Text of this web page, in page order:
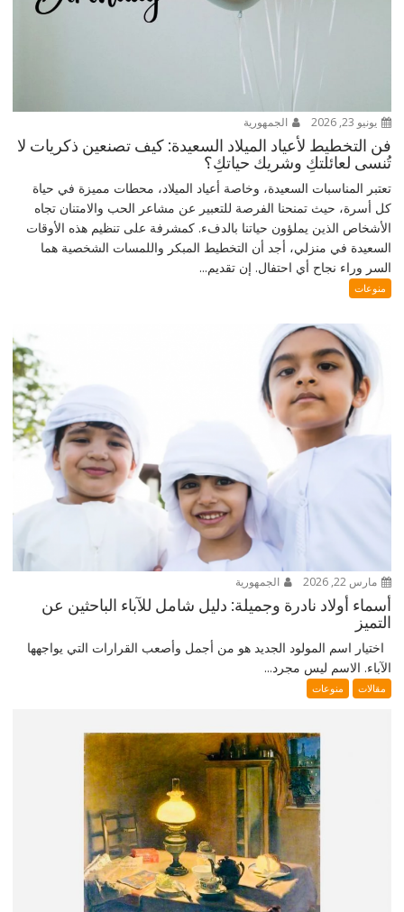
يونيو 23, 2026 الجمهورية
فن التخطيط لأعياد الميلاد السعيدة: كيف تصنعين ذكريات لا
تُنسى لعائلتكِ وشريك حياتكِ؟
تعتبر المناسبات السعيدة، وخاصة أعياد الميلاد، محطات مميزة في حياة
كل أسرة، حيث تمنحنا الفرصة للتعبير عن مشاعر الحب والامتنان تجاه
الأشخاص الذين يملؤون حياتنا بالدفء. كمشرفة على تنظيم هذه الأوقات
السعيدة في منزلي، أجد أن التخطيط المبكر واللمسات الشخصية هما
السر وراء نجاح أي احتفال. إن تقديم...
منوعات
مارس 22, 2026 الجمهورية
أسماء أولاد نادرة وجميلة: دليل شامل للآباء الباحثين عن
التميز
اختيار اسم المولود الجديد هو من أجمل وأصعب القرارات التي يواجهها
الآباء. الاسم ليس مجرد...
مقالات منوعات